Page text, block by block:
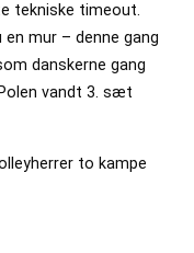
tekniske timeout.
mur – denne gang
danskerne gang
vandt 3. sæt
to kampe